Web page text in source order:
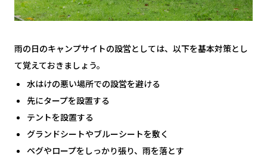
雨の日のキャンプサイトの設営としては、以下を基本対策とし
て覚えておきましょう。
水はけの悪い場所での設営を避ける
先にタープを設置する
テントを設置する
グランドシートやブルーシートを敷く
ペグやロープをしっかり張り、雨を落とす